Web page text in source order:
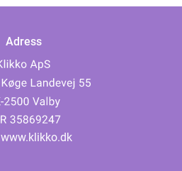
Adress
www.klikko.dk